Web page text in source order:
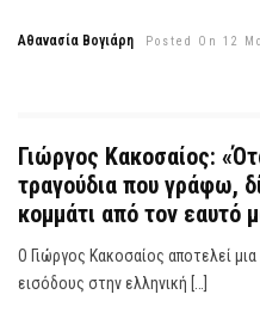
Αθανασία Βογιάρη Posted On 12
Γιώργος Κακοσαίος:
τραγούδια που γράφω,
κομμάτι από τον εαυτό
Ο Γιώργος Κακοσαίος αποτελεί
εισόδους στην ελληνική […]